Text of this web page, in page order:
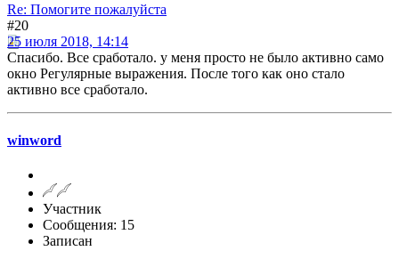
Re: Помогите пожалуйста
#20
25 июля 2018, 14:14
Спасибо. Все сработало. у меня просто не было активно само
окно Регулярные выражения. После того как оно стало
активно все сработало.
winword
Участник
Сообщения: 15
Записан